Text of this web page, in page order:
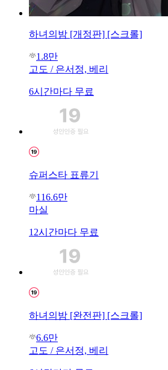
하녀의밤 [개정판] [스크롤]
1.8만
고도 / 은서정, 베리
6시간마다 무료
슈퍼스타 표류기
116.6만
마실
12시간마다 무료
하녀의밤 [완전판] [스크롤]
6.6만
고도 / 은서정, 베리